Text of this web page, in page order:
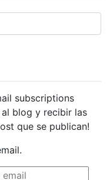
subscriptions
blog y recibir las
que se publican!